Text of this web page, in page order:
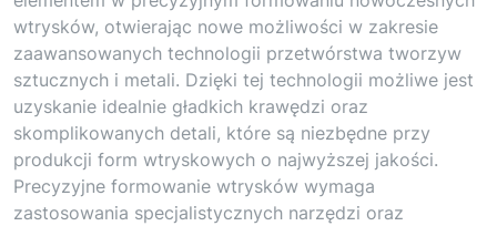
wtrysków, otwierając nowe możliwości w zakresie
zaawansowanych technologii przetwórstwa tworzyw
sztucznych i metali. Dzięki tej technologii możliwe jest
uzyskanie idealnie gładkich krawędzi oraz
skomplikowanych detali, które są niezbędne przy
produkcji form wtryskowych o najwyższej jakości.
Precyzyjne formowanie wtrysków wymaga
zastosowania specjalistycznych narzędzi oraz